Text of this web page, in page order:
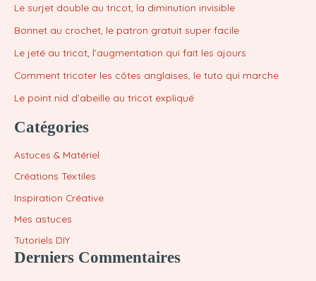
Le surjet double au tricot, la diminution invisible
Bonnet au crochet, le patron gratuit super facile
Le jeté au tricot, l’augmentation qui fait les ajours
Comment tricoter les côtes anglaises, le tuto qui marche
Le point nid d’abeille au tricot expliqué
Catégories
Astuces & Matériel
Créations Textiles
Inspiration Créative
Mes astuces
Tutoriels DIY
Derniers Commentaires